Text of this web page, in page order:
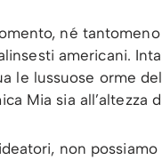
né
americani.
le lussuose orme
Mia sia all’altezza
non